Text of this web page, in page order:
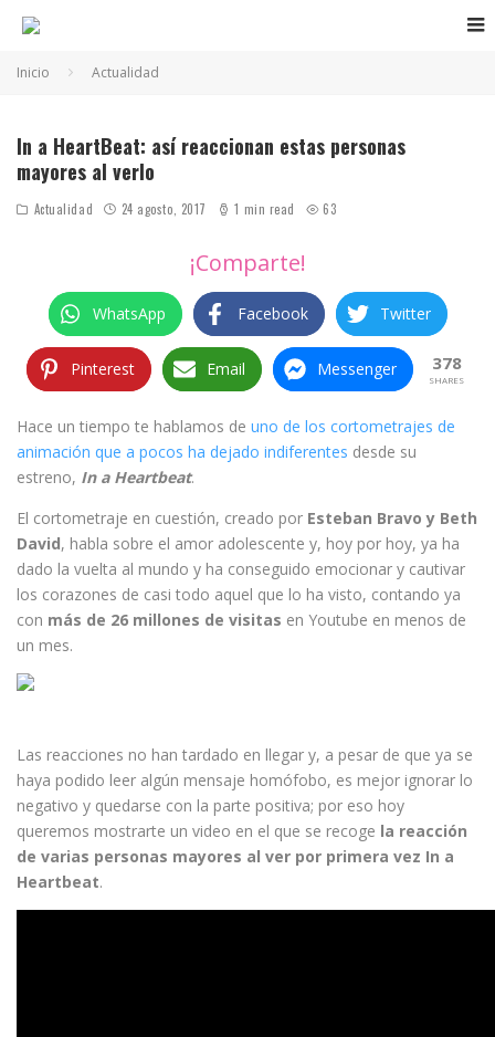
Inicio Actualidad
In a HeartBeat: así reaccionan estas personas
mayores al verlo
Actualidad 24 agosto, 2017 1 min read 63
¡Comparte!
WhatsApp Facebook Twitter
Pinterest Email Messenger 378
SHARES
Hace un tiempo te hablamos de uno de los cortometrajes de
animación que a pocos ha dejado indiferentes desde su
estreno, In a Heartbeat.
El cortometraje en cuestión, creado por Esteban Bravo y Beth
David, habla sobre el amor adolescente y, hoy por hoy, ya ha
dado la vuelta al mundo y ha conseguido emocionar y cautivar
los corazones de casi todo aquel que lo ha visto, contando ya
con más de 26 millones de visitas en Youtube en menos de
un mes.
Las reacciones no han tardado en llegar y, a pesar de que ya se
haya podido leer algún mensaje homófobo, es mejor ignorar lo
negativo y quedarse con la parte positiva; por eso hoy
queremos mostrarte un video en el que se recoge la reacción
de varias personas mayores al ver por primera vez In a
Heartbeat.